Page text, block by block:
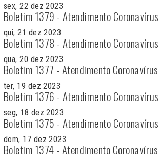
sex, 22 dez 2023
Boletim 1379 - Atendimento Coronavírus
qui, 21 dez 2023
Boletim 1378 - Atendimento Coronavírus
qua, 20 dez 2023
Boletim 1377 - Atendimento Coronavírus
ter, 19 dez 2023
Boletim 1376 - Atendimento Coronavírus
seg, 18 dez 2023
Boletim 1375 - Atendimento Coronavírus
dom, 17 dez 2023
Boletim 1374 - Atendimento Coronavírus